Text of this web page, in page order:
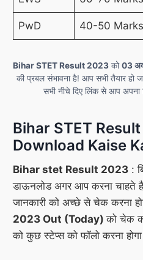
PwD 40-50 Marks
Bihar STET Result 2023 को03
की प्रबल संभावना है! आप सभी तैयार हो
सभी नीचे दिए लिंक से आप अपना
Bihar STET
Download Kaise
Bihar stet Result 2023:
डाऊनलोड अगर आप करना चाहते
जानकारी को अच्छे से चेक करना
2023 Out (Today)को चेक
को कुछ स्टेप्स को फॉलो करना